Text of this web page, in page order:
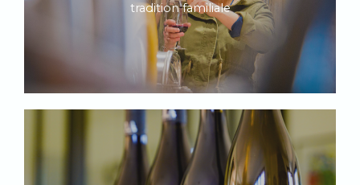
tradition familiale